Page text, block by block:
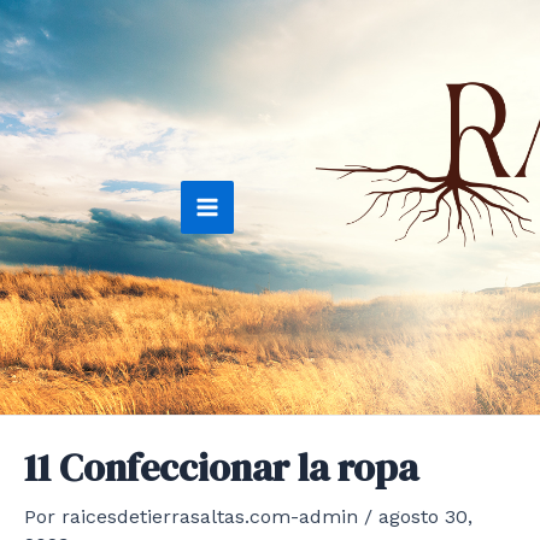
Ir
al
contenido
Main
Menu
11 Confeccionar la ropa
Por raicesdetierrasaltas.com-admin / agosto 30,